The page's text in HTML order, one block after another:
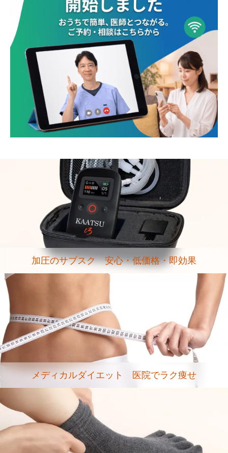
加圧のサブスク 安心・低価格・即効果
メディカルダイエット 医院でラク痩せ